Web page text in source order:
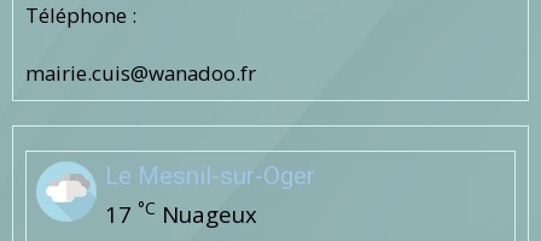
Téléphone :
mairie.cuis@wanadoo.fr
Le Mesnil-sur-Oger
17 °C Nuageux